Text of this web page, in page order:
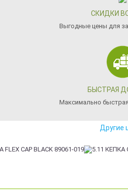
СКИДКИ
Выгодные цены для
БЫСТРАЯ
Максимально
Другие